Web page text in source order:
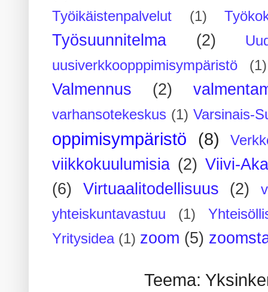
Työikäistenpalvelut
(1)
Työsuunnitelma (2)
uusiverkkoopppimisympäristö
(1)
Valmennus (2)
varhansotekeskus (1) Varsinais-
oppimisympäristö (8)
viikkokuulumisia (2) Viivi-
(6)
Virtuaalitodellisuus (2)
yhteiskuntavastuu
(1)
Yritysidea (1) zoom (5)
Teema: